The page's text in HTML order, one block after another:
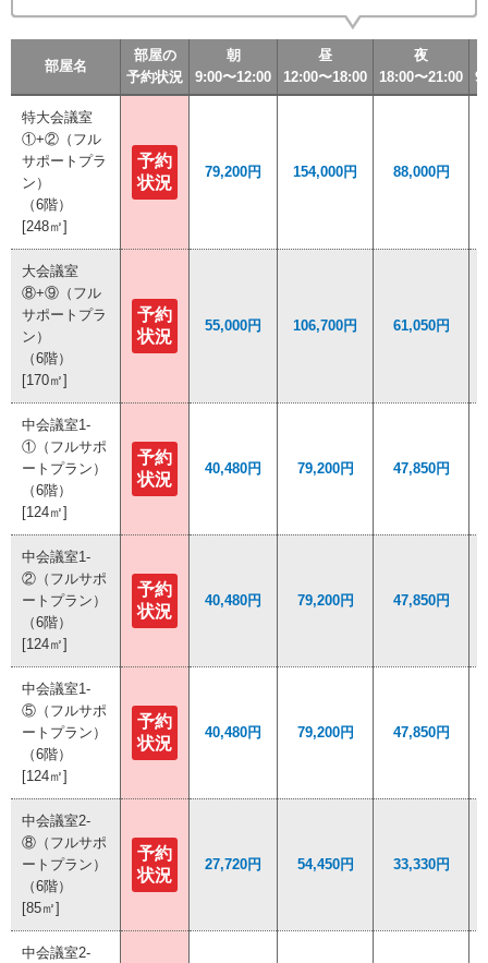
部屋名
部屋の
予約状況
朝
9:00〜12:00
昼
12:00〜18:00
夜
18:00〜21:00
部屋名
部屋の
予約状況
朝
9:00〜12:00
昼
12:00〜18:00
夜
18:00〜21:00
部屋名
部屋の
予約状況
朝
9:00〜12:00
昼
12:00〜18:00
夜
18:00〜21:00
特大会議室
①+②（フル
サポートプラ
ン）
（6階）
[248㎡]
予約
状況
79,200円 154,000円 88,000円
大会議室
⑧+⑨（フル
サポートプラ
ン）
（6階）
[170㎡]
予約
状況
55,000円 106,700円 61,050円
中会議室1-
①（フルサポ
ートプラン）
（6階）
[124㎡]
予約
状況
40,480円 79,200円 47,850円
中会議室1-
②（フルサポ
ートプラン）
（6階）
[124㎡]
予約
状況
40,480円 79,200円 47,850円
中会議室1-
⑤（フルサポ
ートプラン）
（6階）
[124㎡]
予約
状況
40,480円 79,200円 47,850円
中会議室2-
⑧（フルサポ
ートプラン）
（6階）
[85㎡]
予約
状況
27,720円 54,450円 33,330円
中会議室2-
部屋名
部屋の
予約状況
朝
9:00〜12:00
昼
12:00〜18:00
夜
18:00〜21:00
特大会議室
①+②（フル
サポートプラ
ン）
（6階）
[248㎡]
予約
状況
79,200円 154,000円 88,000円
大会議室
⑧+⑨（フル
サポートプラ
ン）
（6階）
[170㎡]
予約
状況
55,000円 106,700円 61,050円
中会議室1-
①（フルサポ
ートプラン）
（6階）
[124㎡]
予約
状況
40,480円 79,200円 47,850円
中会議室1-
②（フルサポ
ートプラン）
（6階）
[124㎡]
予約
状況
40,480円 79,200円 47,850円
中会議室1-
⑤（フルサポ
ートプラン）
（6階）
[124㎡]
予約
状況
40,480円 79,200円 47,850円
中会議室2-
⑧（フルサポ
ートプラン）
（6階）
[85㎡]
予約
状況
27,720円 54,450円 33,330円
中会議室2-